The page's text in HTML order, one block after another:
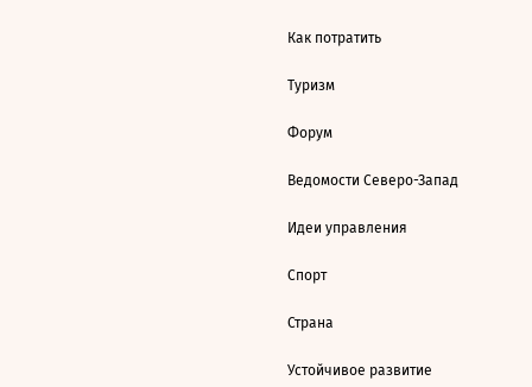
Как потратить
Туризм
Форум
Ведомости Северо-Запад
Идеи управления
Спорт
Страна
Устойчивое развитие